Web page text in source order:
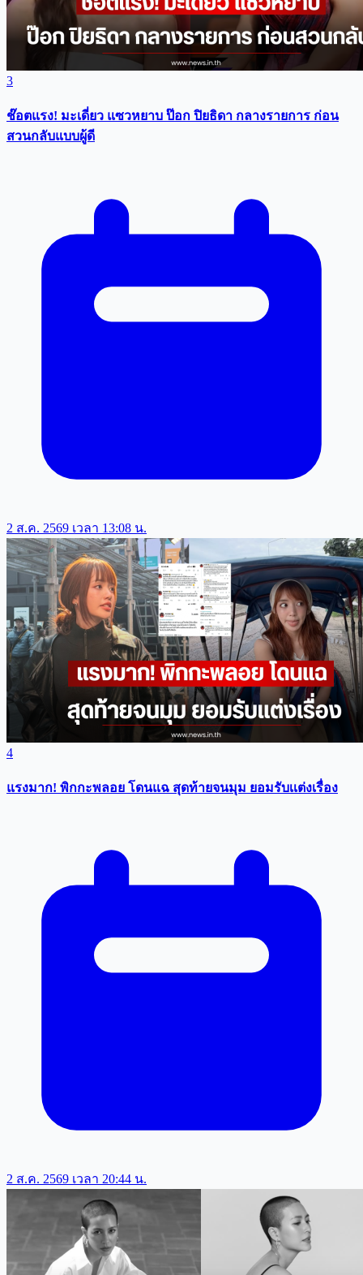
3
ช๊อตแรง! มะเดี่ยว แซวหยาบ ป๊อก ปิยธิดา กลางรายการ ก่อน
สวนกลับแบบผู้ดี
2 ส.ค. 2569 เวลา 13:08 น.
4
แรงมาก! พิกกะพลอย โดนแฉ สุดท้ายจนมุม ยอมรับเเต่งเรื่อง
2 ส.ค. 2569 เวลา 20:44 น.